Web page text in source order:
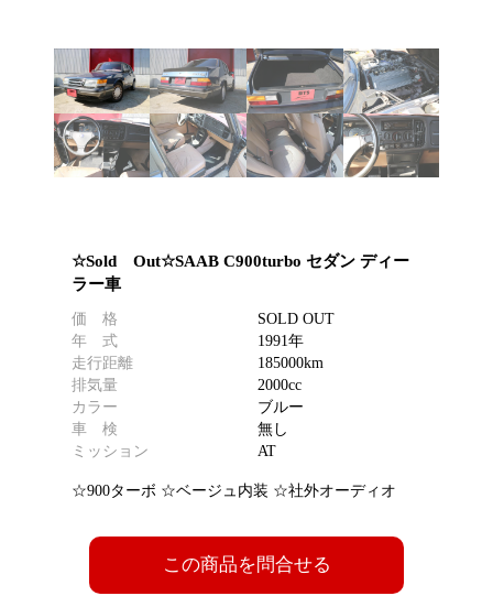
☆Sold Out☆SAAB C900turbo セダン ディー
ラー車
価 格
SOLD OUT
年 式
1991年
走行距離
185000km
排気量
2000cc
カラー
ブルー
車 検
無し
ミッション
AT
☆900ターボ ☆ベージュ内装 ☆社外オーディオ